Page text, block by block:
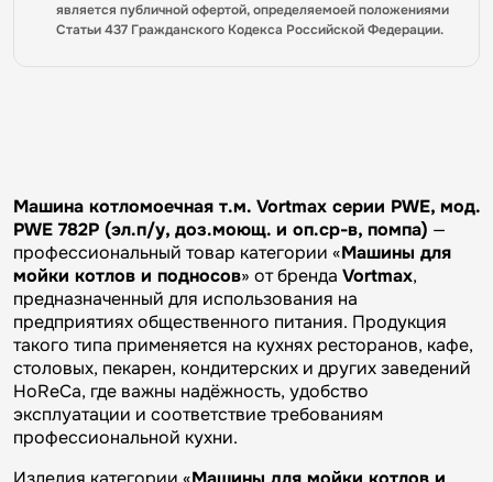
является публичной офертой, определяемоей положениями
Статьи 437 Гражданского Кодекса Российской Федерации.
Машина котломоечная т.м. Vortmax серии PWE, мод.
PWE 782P (эл.п/у, доз.моющ. и оп.ср-в, помпа) —
профессиональный товар категории «Машины для
мойки котлов и подносов» от бренда Vortmax,
предназначенный для использования на
предприятиях общественного питания. Продукция
такого типа применяется на кухнях ресторанов, кафе,
столовых, пекарен, кондитерских и других заведений
HoReCa, где важны надёжность, удобство
эксплуатации и соответствие требованиям
профессиональной кухни.